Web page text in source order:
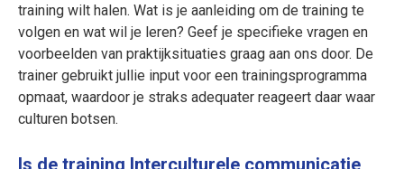
training wilt halen. Wat is je aanleiding om de training te
volgen en wat wil je leren? Geef je specifieke vragen en
voorbeelden van praktijksituaties graag aan ons door. De
trainer gebruikt jullie input voor een trainingsprogramma
opmaat, waardoor je straks adequater reageert daar waar
culturen botsen.
Is de training Interculturele communicatie